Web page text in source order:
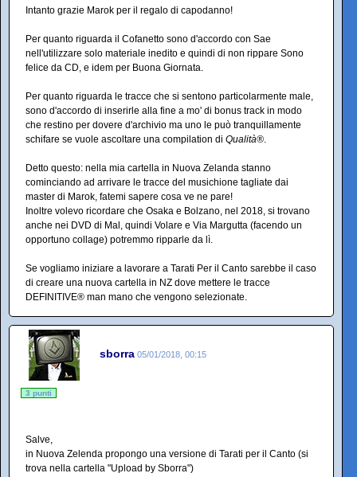
Intanto grazie Marok per il regalo di capodanno!
Per quanto riguarda il Cofanetto sono d'accordo con Sae
nell'utilizzare solo materiale inedito e quindi di non rippare Sono
felice da CD, e idem per Buona Giornata.
Per quanto riguarda le tracce che si sentono particolarmente male,
sono d'accordo di inserirle alla fine a mo' di bonus track in modo
che restino per dovere d'archivio ma uno le può tranquillamente
schifare se vuole ascoltare una compilation di Qualità®.
Detto questo: nella mia cartella in Nuova Zelanda stanno
cominciando ad arrivare le tracce del musichione tagliate dai
master di Marok, fatemi sapere cosa ve ne pare!
Inoltre volevo ricordare che Osaka e Bolzano, nel 2018, si trovano
anche nei DVD di Mal, quindi Volare e Via Margutta (facendo un
opportuno collage) potremmo ripparle da lì.
Se vogliamo iniziare a lavorare a Tarati Per il Canto sarebbe il caso
di creare una nuova cartella in NZ dove mettere le tracce
DEFINITIVE® man mano che vengono selezionate.
sborra 05/01/2018, 00:15
3 punti
Salve,
in Nuova Zelenda propongo una versione di Tarati per il Canto (si
trova nella cartella "Upload by Sborra")